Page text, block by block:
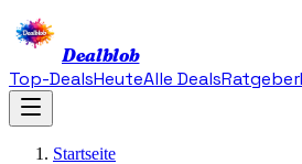
Dealblob
Top-DealsHeuteAlle DealsRatgeber
Startseite